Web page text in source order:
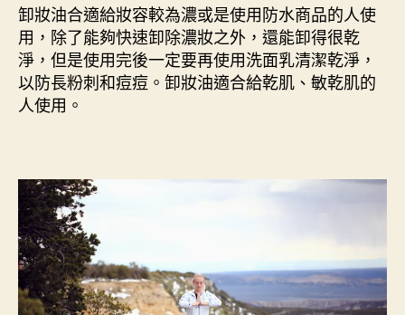
卸妝油合適給妝容較為濃或是使用防水商品的人使
用，除了能夠快速卸除濃妝之外，還能卸得很乾
淨，但是使用完後一定要再使用洗面乳清潔乾淨，
以防長粉刺和痘痘。卸妝油適合給乾肌、敏乾肌的
人使用。